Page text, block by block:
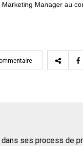
Manager au
ses process de